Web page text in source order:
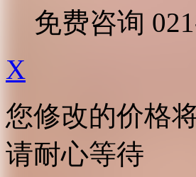
免费咨询
X
您修改的价格
请耐心等待